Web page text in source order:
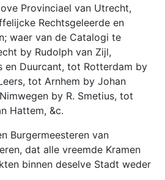
Provinciael van Utrecht,
Rechtsgeleerde en
waer van de Catalogi te
by Rudolph van Zijl,
en Duurcant, tot Rotterdam by
tot Arnhem by Johan
by R. Smetius, tot
Hattem, &c.
Burgermeesteren van
dat alle vreemde Kramen
binnen deselve Stadt weder